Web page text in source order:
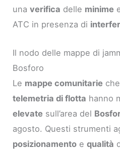
unaverifica delle minime
ATC in presenza di
Il nodo delle mappe di
Bosforo
Le mappe comunitarie
telemetria di flotta hanno
elevate sull’area del
agosto. Questi strumenti
posizionamento equalità